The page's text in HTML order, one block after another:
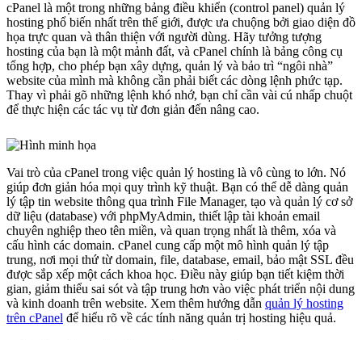
cPanel là một trong những bảng điều khiển (control panel) quản lý
hosting phổ biến nhất trên thế giới, được ưa chuộng bởi giao diện đồ
họa trực quan và thân thiện với người dùng. Hãy tưởng tượng
hosting của bạn là một mảnh đất, và cPanel chính là bảng công cụ
tổng hợp, cho phép bạn xây dựng, quản lý và bảo trì “ngôi nhà”
website của mình mà không cần phải biết các dòng lệnh phức tạp.
Thay vì phải gõ những lệnh khó nhớ, bạn chỉ cần vài cú nhấp chuột
để thực hiện các tác vụ từ đơn giản đến nâng cao.
Vai trò của cPanel trong việc quản lý hosting là vô cùng to lớn. Nó
giúp đơn giản hóa mọi quy trình kỹ thuật. Bạn có thể dễ dàng quản
lý tập tin website thông qua trình File Manager, tạo và quản lý cơ sở
dữ liệu (database) với phpMyAdmin, thiết lập tài khoản email
chuyên nghiệp theo tên miền, và quan trọng nhất là thêm, xóa và
cấu hình các domain. cPanel cung cấp một mô hình quản lý tập
trung, nơi mọi thứ từ domain, file, database, email, bảo mật SSL đều
được sắp xếp một cách khoa học. Điều này giúp bạn tiết kiệm thời
gian, giảm thiểu sai sót và tập trung hơn vào việc phát triển nội dung
và kinh doanh trên website. Xem thêm hướng dẫn quản lý hosting
trên cPanel để hiểu rõ về các tính năng quản trị hosting hiệu quả.